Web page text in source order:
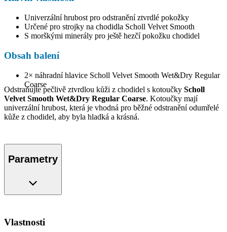
Univerzální hrubost pro odstranění ztvrdlé pokožky
Určené pro strojky na chodidla Scholl Velvet Smooth
S morškými minerály pro ještě hezčí pokožku chodidel
Obsah balení
2× náhradní hlavice Scholl Velvet Smooth Wet&Dry Regular
Coarse
Odstraňujte pečlivě ztvrdlou kůži z chodidel s kotoučky Scholl
Velvet Smooth Wet&Dry Regular Coarse. Kotoučky mají
univerzální hrubost, která je vhodná pro běžné odstranění odumřelé
kůže z chodidel, aby byla hladká a krásná.
Parametry
Vlastnosti